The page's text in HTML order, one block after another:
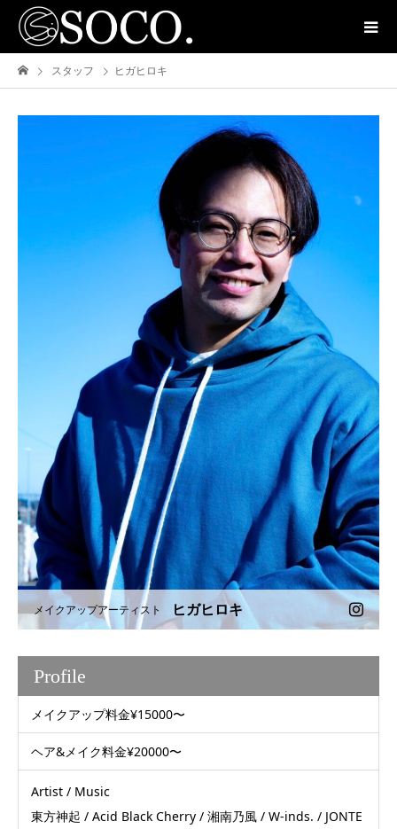
スタッフ ヒガヒロキ
メイクアップアーティスト ヒガヒロキ
Profile
メイクアップ料金¥15000〜
ヘア&メイク料金¥20000〜
Artist / Music
東方神起 / Acid Black Cherry / 湘南乃風 / W-inds. / JONTE